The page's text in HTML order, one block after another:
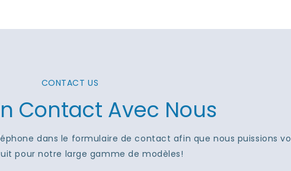
CONTACT US
Contact Avec Nous
dans le formulaire de contact afin que nous puissions
pour notre large gamme de modèles!